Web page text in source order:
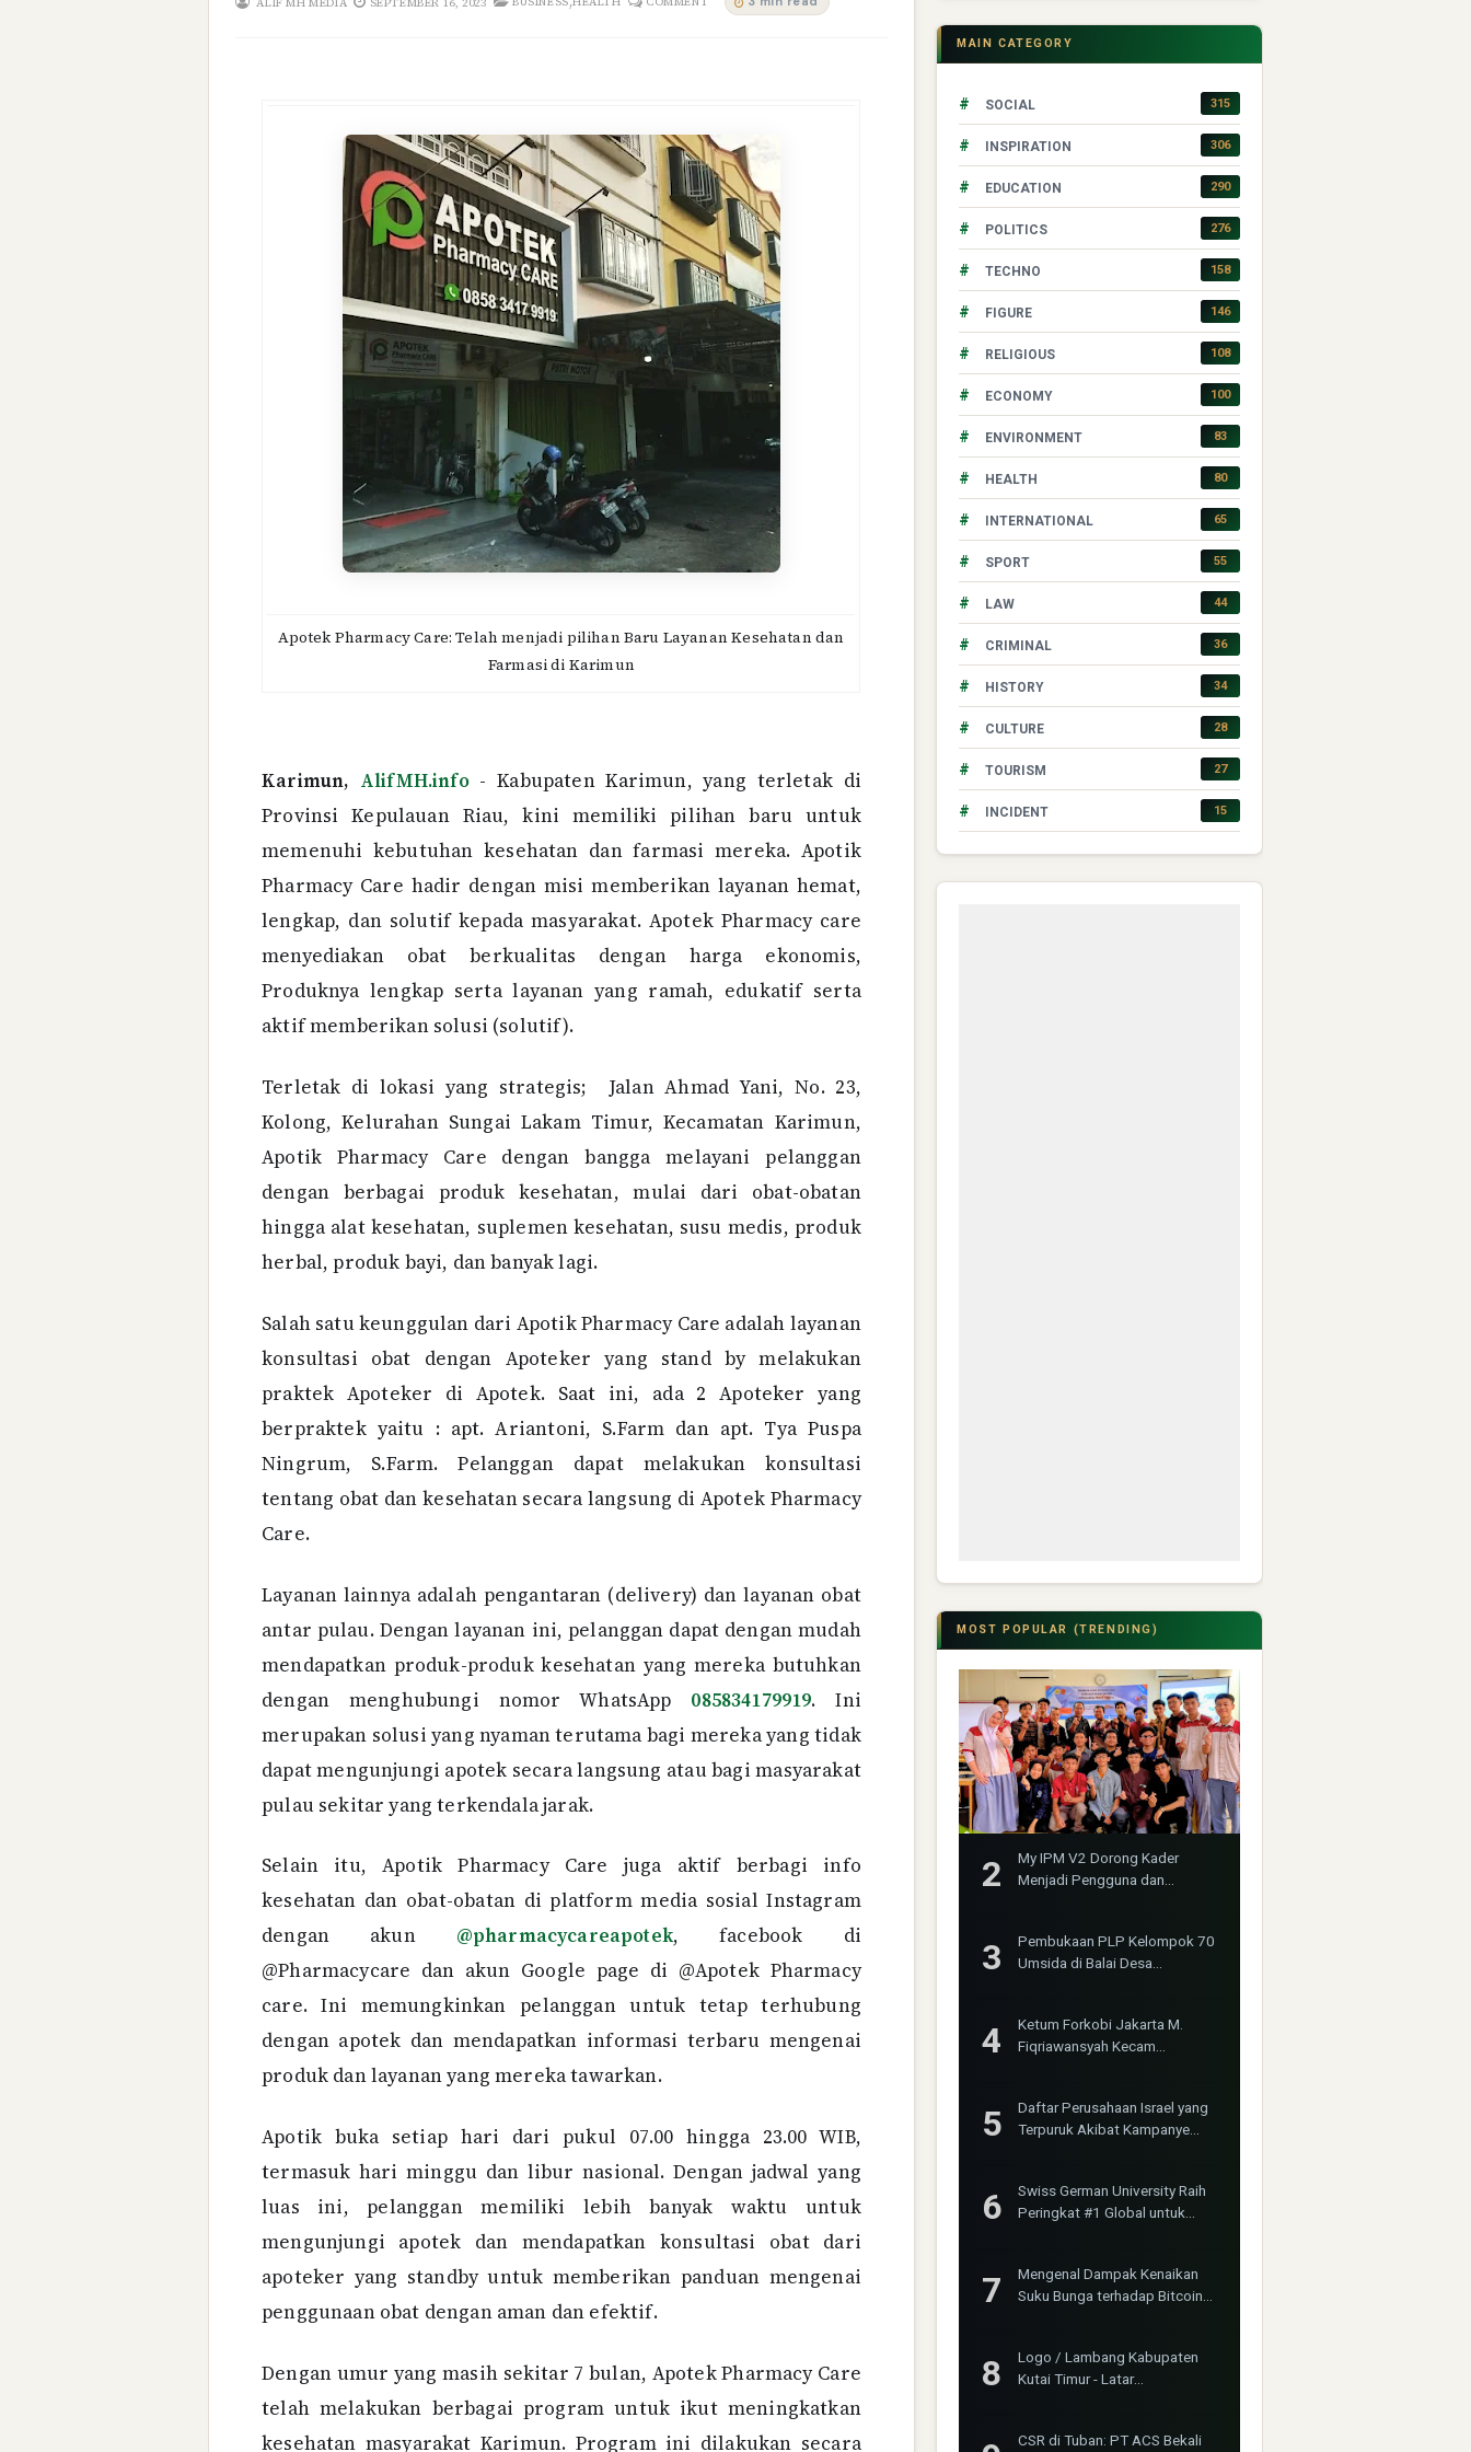
ALIF MH MEDIA SEPTEMBER 16, 2023
Apotek Pharmacy Care: Telah menjadi pilihan Baru Layanan Kesehatan dan
Farmasi di Karimun
Karimun, AlifMH.info- Kabupaten Karimun, yang terletak di
Provinsi Kepulauan Riau, kini memiliki pilihan baru untuk
memenuhi kebutuhan kesehatan dan farmasi mereka. Apotik
Pharmacy Care hadir dengan misi memberikan layanan hemat,
lengkap, dan solutif kepada masyarakat. Apotek Pharmacy care
menyediakan obat berkualitas dengan harga ekonomis,
Produknya lengkap serta layanan yang ramah, edukatif serta
aktif memberikan solusi (solutif).
Terletak di lokasi yang strategis; Jalan Ahmad Yani, No. 23,
Kolong, Kelurahan Sungai Lakam Timur, Kecamatan Karimun,
Apotik Pharmacy Care dengan bangga melayani pelanggan
dengan berbagai produk kesehatan, mulai dari obat-obatan
hingga alat kesehatan, suplemen kesehatan, susu medis, produk
herbal, produk bayi, dan banyak lagi.
Salah satu keunggulan dari Apotik Pharmacy Care adalah layanan
konsultasi obat dengan Apoteker yang stand by melakukan
praktek Apoteker di Apotek. Saat ini, ada 2 Apoteker yang
berpraktek yaitu : apt. Ariantoni, S.Farm dan apt. Tya Puspa
Ningrum, S.Farm. Pelanggan dapat melakukan konsultasi
tentang obat dan kesehatan secara langsung di Apotek Pharmacy
Care.
Layanan lainnya adalah pengantaran (delivery) dan layanan obat
antar pulau. Dengan layanan ini, pelanggan dapat dengan mudah
mendapatkan produk-produk kesehatan yang mereka butuhkan
dengan menghubungi nomor WhatsApp 085834179919. Ini
merupakan solusi yang nyaman terutama bagi mereka yang tidak
dapat mengunjungi apotek secara langsung atau bagi masyarakat
pulau sekitar yang terkendala jarak.
Selain itu, Apotik Pharmacy Care juga aktif berbagi info
kesehatan dan obat-obatan di platform media sosial Instagram
dengan akun @pharmacycareapotek, facebook di
@Pharmacycare dan akun Google page di @Apotek Pharmacy
care. Ini memungkinkan pelanggan untuk tetap terhubung
dengan apotek dan mendapatkan informasi terbaru mengenai
produk dan layanan yang mereka tawarkan.
Apotik buka setiap hari dari pukul 07.00 hingga 23.00 WIB,
termasuk hari minggu dan libur nasional. Dengan jadwal yang
luas ini, pelanggan memiliki lebih banyak waktu untuk
mengunjungi apotek dan mendapatkan konsultasi obat dari
apoteker yang standby untuk memberikan panduan mengenai
penggunaan obat dengan aman dan efektif.
Dengan umur yang masih sekitar 7 bulan, Apotek Pharmacy Care
telah melakukan berbagai program untuk ikut meningkatkan
kesehatan masyarakat Karimun. Program ini dilakukan secara
MAIN CATEGORY
# SOCIAL 315
# INSPIRATION 306
# EDUCATION 290
# POLITICS 276
# TECHNO 158
# FIGURE 146
# RELIGIOUS 108
# ECONOMY 100
# ENVIRONMENT 83
# HEALTH 80
# INTERNATIONAL 65
# SPORT 55
# LAW 44
# CRIMINAL 36
# HISTORY 34
# CULTURE 28
# TOURISM 27
# INCIDENT 15
MOST POPULAR (TRENDING)
My IPM V2 Dorong Kader
Menjadi Pengguna dan
Pembukaan PLP Kelompok 70
Umsida di Balai Desa
Ketum Forkobi Jakarta M.
Fiqriawansyah Kecam
Bima Jakarta
Daftar Perusahaan Israel yang
Terpuruk Akibat Kampanye
Swiss German University Raih
Peringkat #1 Global untuk
Mengenal Dampak Kenaikan
Suku Bunga terhadap Bitcoin
Logo / Lambang Kabupaten
Kutai Timur - Latar
CSR di Tuban: PT ACS Bekali